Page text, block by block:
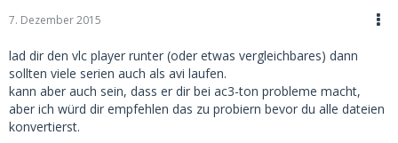
7. Dezember 2015
lad dir den vlc player runter (oder etwas vergleichbares) dann
sollten viele serien auch als avi laufen.
kann aber auch sein, dass er dir bei ac3-ton probleme macht,
aber ich würd dir empfehlen das zu probiern bevor du alle dateien
konvertierst.